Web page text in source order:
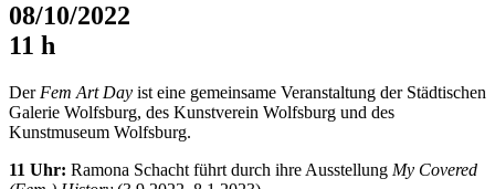
08/10/2022
11 h
Der Fem Art Day ist eine gemeinsame Veranstaltung der Städtischen
Galerie Wolfsburg, des Kunstverein Wolfsburg und des
Kunstmuseum Wolfsburg.
11 Uhr: Ramona Schacht führt durch ihre Ausstellung My Covered